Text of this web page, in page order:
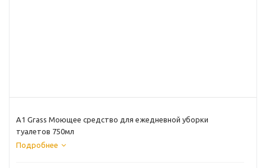
А1 Grass Моющее средство для ежедневной уборки
туалетов 750мл
Подробнее